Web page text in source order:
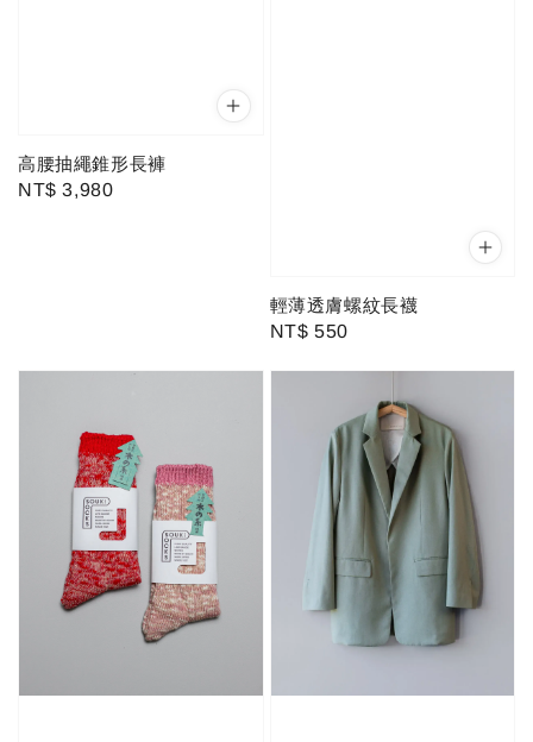
高腰抽繩錐形長褲
Regular
NT$ 3,980
輕薄透膚螺紋長襪
Regular
NT$ 550